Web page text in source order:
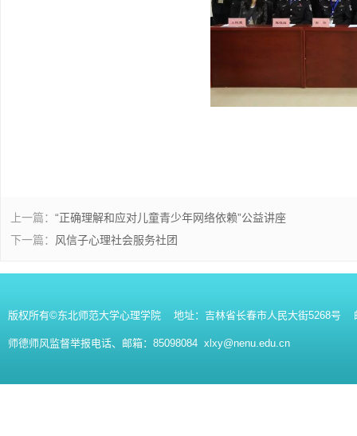
上一篇： “正确理解和应对儿童青少年网络依赖”公益讲座
下一篇： 风信子心理社会服务社团
版权所有©东北师范大学心理学院 地址：吉林省长春市人民大街5268号
师德师风监督举报电话、邮箱：85098084 xlxy@nenu.edu.cn